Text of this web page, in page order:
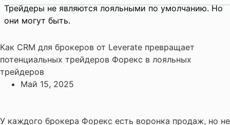
Трейдеры не являются лояльными по умолчанию. Но
они могут быть.
Как CRM для брокеров от Leverate превращает
потенциальных трейдеров Форекс в лояльных
трейдеров
Май 15, 2025
У каждого брокера Форекс есть воронка продаж, но не